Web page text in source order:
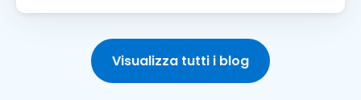
Visualizza tutti i blog